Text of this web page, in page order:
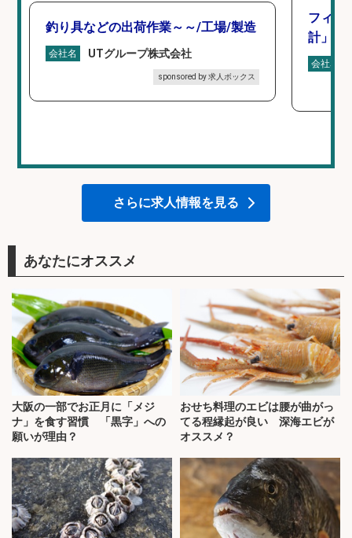
釣り具などの出荷作業～～/工場/製造
会社名 UTグループ株式会社
sponsored by 求人ボックス
フィッ
計」
会社名
さらに求人情報を見る
あなたにオススメ
大阪の一部でお正月に「メジ
ナ」を食す習慣 「黒字」への
願いが理由？
おせち料理のエビは腰が曲がっ
てる程縁起が良い 深海エビが
オススメ？